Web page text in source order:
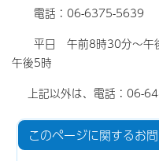
電話：06-6375-5639
平日 午前8時30分～午
午後5時
上記以外は、電話：06-
このページに関するお